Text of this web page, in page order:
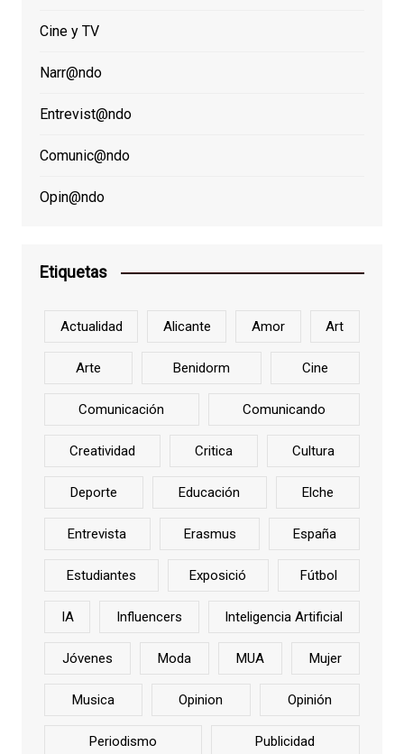
Cine y TV
Narr@ndo
Entrevist@ndo
Comunic@ndo
Opin@ndo
Etiquetas
Actualidad Alicante Amor Art
Arte Benidorm Cine
Comunicación Comunicando
Creatividad Critica Cultura
Deporte Educación Elche
Entrevista Erasmus España
Estudiantes Exposició Fútbol
IA Influencers Inteligencia Artificial
Jóvenes Moda MUA Mujer
Musica Opinion Opinión
Periodismo Publicidad